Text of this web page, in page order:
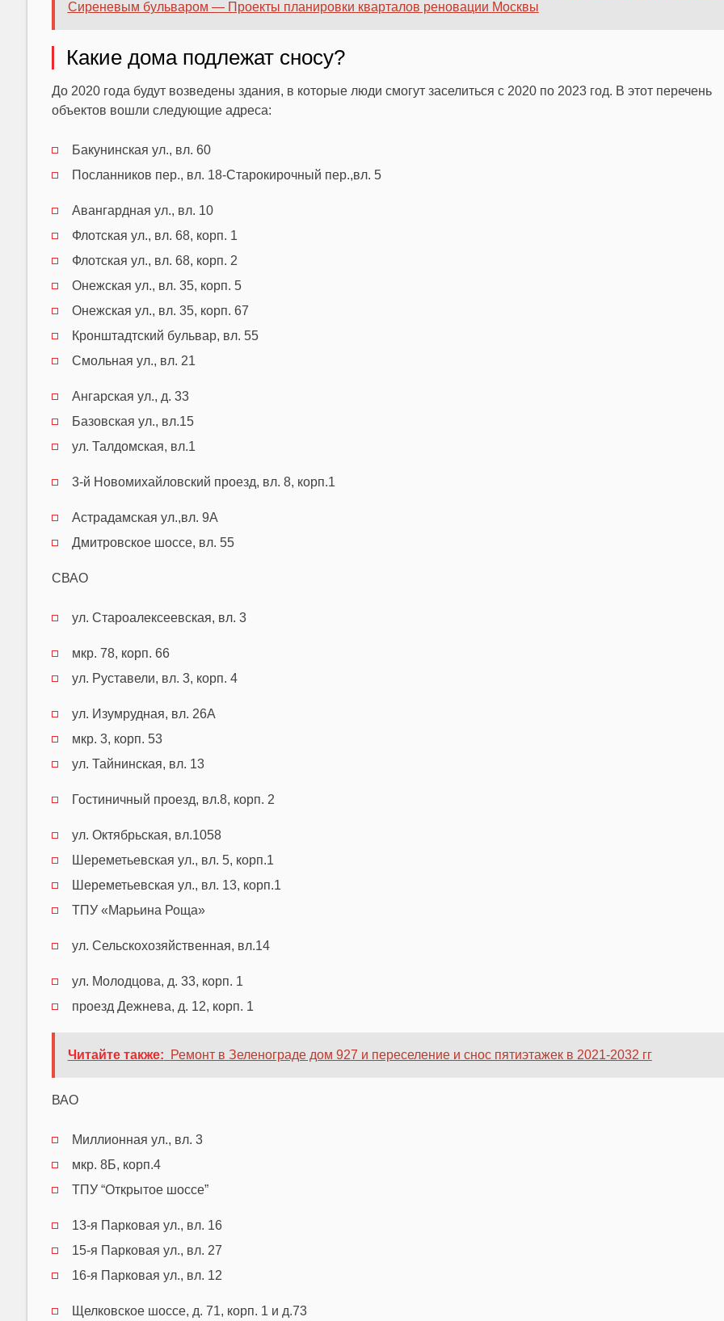
Сиреневым бульваром — Проекты планировки кварталов реновации Москвы
Какие дома подлежат сносу?
До 2020 года будут возведены здания, в которые люди смогут заселиться с 2020 по 2023 год. В этот перечень
объектов вошли следующие адреса:
Бакунинская ул., вл. 60
Посланников пер., вл. 18-Старокирочный пер.,вл. 5
Авангардная ул., вл. 10
Флотская ул., вл. 68, корп. 1
Флотская ул., вл. 68, корп. 2
Онежская ул., вл. 35, корп. 5
Онежская ул., вл. 35, корп. 67
Кронштадтский бульвар, вл. 55
Смольная ул., вл. 21
Ангарская ул., д. 33
Базовская ул., вл.15
ул. Талдомская, вл.1
3-й Новомихайловский проезд, вл. 8, корп.1
Астрадамская ул.,вл. 9А
Дмитровское шоссе, вл. 55
СВАО
ул. Староалексеевская, вл. 3
мкр. 78, корп. 66
ул. Руставели, вл. 3, корп. 4
ул. Изумрудная, вл. 26А
мкр. 3, корп. 53
ул. Тайнинская, вл. 13
Гостиничный проезд, вл.8, корп. 2
ул. Октябрьская, вл.1058
Шереметьевская ул., вл. 5, корп.1
Шереметьевская ул., вл. 13, корп.1
ТПУ «Марьина Роща»
ул. Сельскохозяйственная, вл.14
ул. Молодцова, д. 33, корп. 1
проезд Дежнева, д. 12, корп. 1
Читайте также: Ремонт в Зеленограде дом 927 и переселение и снос пятиэтажек в 2021-2032 гг
ВАО
Миллионная ул., вл. 3
мкр. 8Б, корп.4
ТПУ “Открытое шоссе”
13-я Парковая ул., вл. 16
15-я Парковая ул., вл. 27
16-я Парковая ул., вл. 12
Щелковское шоссе, д. 71, корп. 1 и д.73